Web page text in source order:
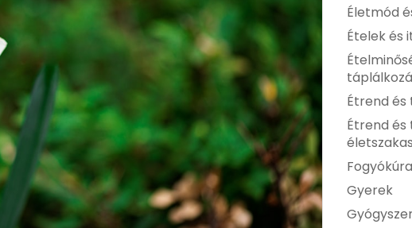
Életmód
Ételek és
Étrend és
Étrend
Gyerek